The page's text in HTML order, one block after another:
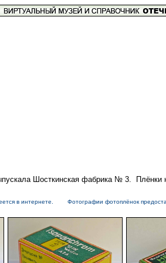
Шосткинская фабрика № 3.
в интернете. Фотографии фотоплёнок